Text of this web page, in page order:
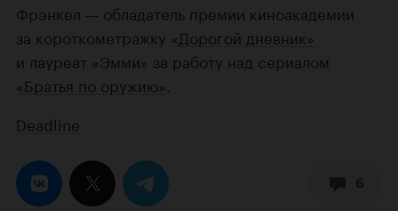
Фрэнкел — обладатель премии киноакадемии
за короткометражку «Дорогой дневник»
и лауреат «Эмми» за работу над сериалом
«Братья по оружию»
Deadline